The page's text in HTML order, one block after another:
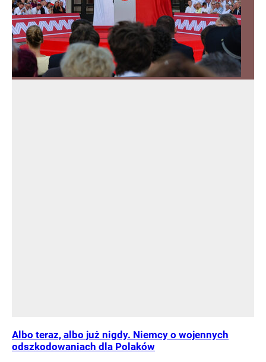
Albo teraz, albo już nigdy. Niemcy o wojennych
odszkodowaniach dla Polaków